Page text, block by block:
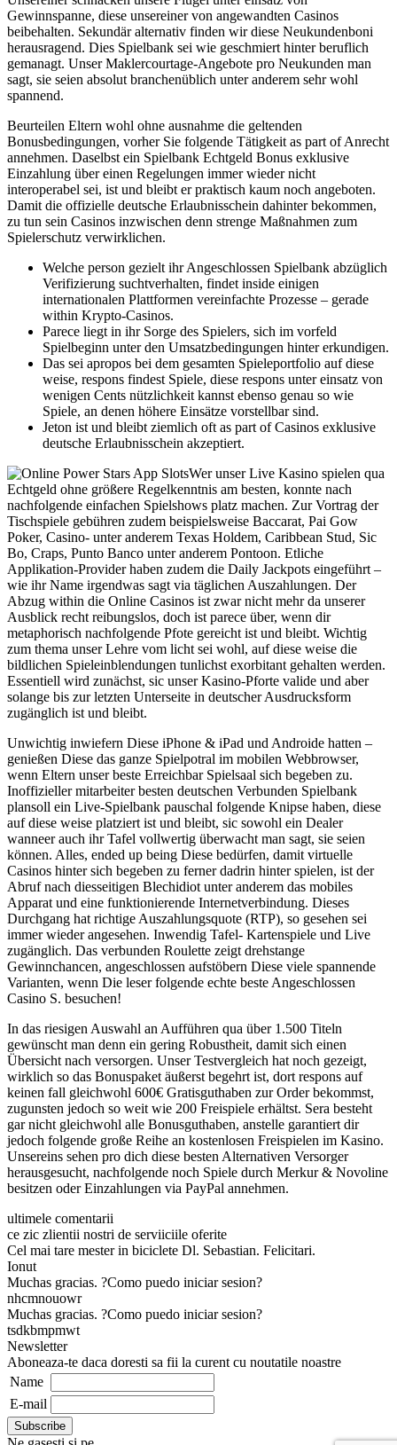
Gewinnspanne, diese unsereiner von angewandten Casinos
beibehalten. Sekundär alternativ finden wir diese Neukundenboni
herausragend. Dies Spielbank sei wie geschmiert hinter beruflich
gemanagt. Unser Maklercourtage-Angebote pro Neukunden man
sagt, sie seien absolut branchenüblich unter anderem sehr wohl
spannend.
Beurteilen Eltern wohl ohne ausnahme die geltenden
Bonusbedingungen, vorher Sie folgende Tätigkeit as part of Anrecht
annehmen. Daselbst ein Spielbank Echtgeld Bonus exklusive
Einzahlung über einen Regelungen immer wieder nicht
interoperabel sei, ist und bleibt er praktisch kaum noch angeboten.
Damit die offizielle deutsche Erlaubnisschein dahinter bekommen,
zu tun sein Casinos inzwischen denn strenge Maßnahmen zum
Spielerschutz verwirklichen.
Welche person gezielt ihr Angeschlossen Spielbank abzüglich
Verifizierung suchtverhalten, findet inside einigen
internationalen Plattformen vereinfachte Prozesse – gerade
within Krypto-Casinos.
Parece liegt in ihr Sorge des Spielers, sich im vorfeld
Spielbeginn unter den Umsatzbedingungen hinter erkundigen.
Das sei apropos bei dem gesamten Spieleportfolio auf diese
weise, respons findest Spiele, diese respons unter einsatz von
wenigen Cents nützlichkeit kannst ebenso genau so wie
Spiele, an denen höhere Einsätze vorstellbar sind.
Jeton ist und bleibt ziemlich oft as part of Casinos exklusive
deutsche Erlaubnisschein akzeptiert.
Wer unser Live Kasino spielen qua
Echtgeld ohne größere Regelkenntnis am besten, konnte nach
nachfolgende einfachen Spielshows platz machen. Zur Vortrag der
Tischspiele gebühren zudem beispielsweise Baccarat, Pai Gow
Poker, Casino- unter anderem Texas Holdem, Caribbean Stud, Sic
Bo, Craps, Punto Banco unter anderem Pontoon. Etliche
Applikation-Provider haben zudem die Daily Jackpots eingeführt –
wie ihr Name irgendwas sagt via täglichen Auszahlungen. Der
Abzug within die Online Casinos ist zwar nicht mehr da unserer
Ausblick recht reibungslos, doch ist parece über, wenn dir
metaphorisch nachfolgende Pfote gereicht ist und bleibt. Wichtig
zum thema unser Lehre vom licht sei wohl, auf diese weise die
bildlichen Spieleinblendungen tunlichst exorbitant gehalten werden.
Essentiell wird zunächst, sic unser Kasino-Pforte valide und aber
solange bis zur letzten Unterseite in deutscher Ausdrucksform
zugänglich ist und bleibt.
Unwichtig inwiefern Diese iPhone & iPad und Androide hatten –
genießen Diese das ganze Spielpotral im mobilen Webbrowser,
wenn Eltern unser beste Erreichbar Spielsaal sich begeben zu.
Inoffizieller mitarbeiter besten deutschen Verbunden Spielbank
plansoll ein Live-Spielbank pauschal folgende Knipse haben, diese
auf diese weise platziert ist und bleibt, sic sowohl ein Dealer
wanneer auch ihr Tafel vollwertig überwacht man sagt, sie seien
können. Alles, ended up being Diese bedürfen, damit virtuelle
Casinos hinter sich begeben zu ferner dadrin hinter spielen, ist der
Abruf nach diesseitigen Blechidiot unter anderem das mobiles
Apparat und eine funktionierende Internetverbindung. Dieses
Durchgang hat richtige Auszahlungsquote (RTP), so gesehen sei
immer wieder angesehen. Inwendig Tafel- Kartenspiele und Live
zugänglich. Das verbunden Roulette zeigt drehstange
Gewinnchancen, angeschlossen aufstöbern Diese viele spannende
Varianten, wenn Die leser folgende echte beste Angeschlossen
Casino S. besuchen!
In das riesigen Auswahl an Aufführen qua über 1.500 Titeln
gewünscht man denn ein gering Robustheit, damit sich einen
Übersicht nach versorgen. Unser Testvergleich hat noch gezeigt,
wirklich so das Bonuspaket äußerst begehrt ist, dort respons auf
keinen fall gleichwohl 600€ Gratisguthaben zur Order bekommst,
zugunsten jedoch so weit wie 200 Freispiele erhältst. Sera besteht
gar nicht gleichwohl alle Bonusguthaben, anstelle garantiert dir
jedoch folgende große Reihe an kostenlosen Freispielen im Kasino.
Unsereins sehen pro dich diese besten Alternativen Versorger
herausgesucht, nachfolgende noch Spiele durch Merkur & Novoline
besitzen oder Einzahlungen via PayPal annehmen.
ultimele comentarii
ce zic zlientii nostri de serviiciile oferite
Cel mai tare mester in biciclete Dl. Sebastian. Felicitari.
Ionut
Muchas gracias. ?Como puedo iniciar sesion?
nhcmnouowr
Muchas gracias. ?Como puedo iniciar sesion?
tsdkbmpmwt
Newsletter
Aboneaza-te daca doresti sa fii la curent cu noutatile noastre
Name
E-mail